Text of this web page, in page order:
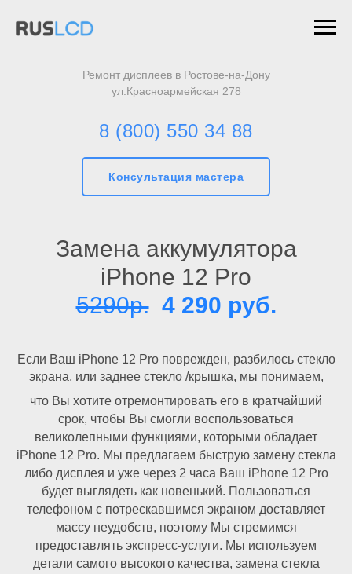
Ремонт дисплеев в Ростове-на-Дону
ул.Красноармейская 278
8 (800) 550 34 88
Консультация мастера
Замена аккумулятора
iPhone 12 Pro
5290р. 4 290 руб.
Если Ваш iPhone 12 Pro поврежден, разбилось стекло
экрана, или заднее стекло /крышка, мы понимаем,
что Вы хотите отремонтировать его в кратчайший
срок, чтобы Вы смогли воспользоваться
великолепными функциями, которыми обладает
iPhone 12 Pro. Мы предлагаем быструю замену стекла
либо дисплея и уже через 2 часа Ваш iPhone 12 Pro
будет выглядеть как новенький. Пользоваться
телефоном с потрескавшимся экраном доставляет
массу неудобств, поэтому Мы стремимся
предоставлять экспресс-услуги. Мы используем
детали самого высокого качества, замена стекла